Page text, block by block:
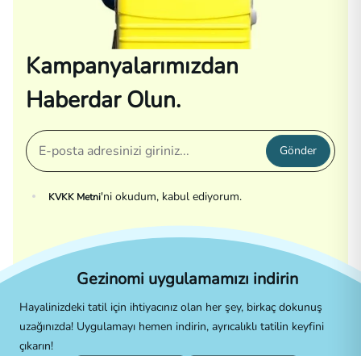
Kampanyalarımızdan
Haberdar Olun.
Gönder
KVKK Metni'ni okudum, kabul ediyorum.
Gezinomi uygulamamızı indirin
Hayalinizdeki tatil için ihtiyacınız olan her şey, birkaç dokunuş
uzağınızda! Uygulamayı hemen indirin, ayrıcalıklı tatilin keyfini
çıkarın!